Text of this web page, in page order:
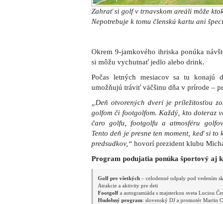
Zahrať si golf v trnavskom areáli môže
Nepotrebuje k tomu členskú kartu ani
Okrem 9-jamkového ihriska ponúka
si môžu vychutnať jedlo alebo drink.
Počas letných mesiacov sa tu konajú
umožňujú tráviť väčšinu dňa v prírode –
„Deň otvorených dverí je príležitosťou
golfom či footgolfom. Každý, kto doteraz
čaro golfu, footgolfu a atmosféru
Tento deň je presne ten moment, keď si
predsudkov,“ hovorí prezident klubu
Program podujatia ponúka športový aj
Golf pre všetkých – celodenné odpaly pod vedením
Atrakcie a aktivity pre deti
Footgolf a autogramiáda s majsterkou sveta Luciou
Hudobný program: slovenský DJ a promotér Martin